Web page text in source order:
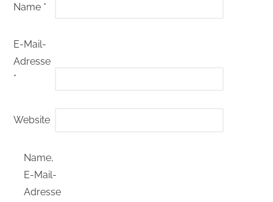
Name *
E-Mail-
Adresse
*
Website
Name,
E-Mail-
Adresse